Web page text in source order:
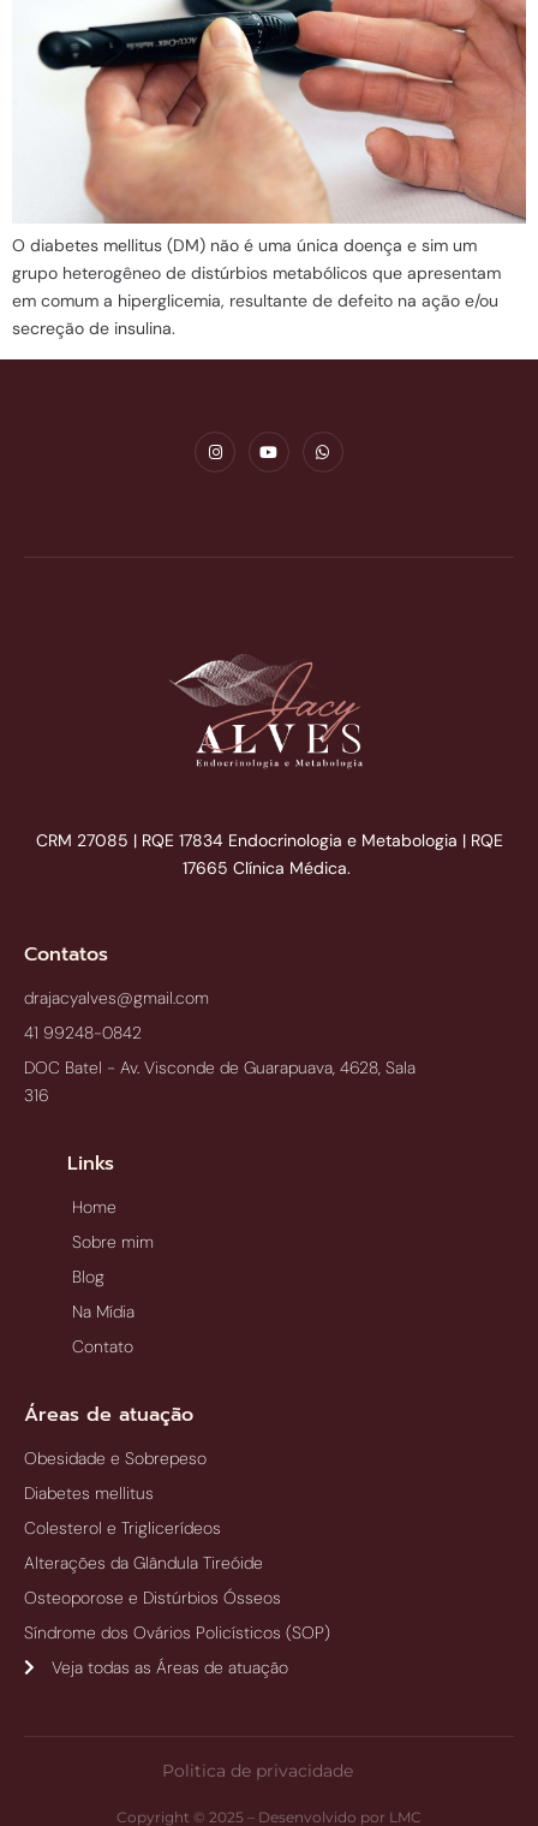
O diabetes mellitus (DM) não é uma única doença e sim um
grupo heterogêneo de distúrbios metabólicos que apresentam
em comum a hiperglicemia, resultante de defeito na ação e/ou
secreção de insulina.
CRM 27085 | RQE 17834 Endocrinologia e Metabologia | RQE
17665 Clínica Médica.
Contatos
drajacyalves@gmail.com
41 99248-0842
DOC Batel - Av. Visconde de Guarapuava, 4628, Sala
316
Links
Home
Sobre mim
Blog
Na Mídia
Contato
Áreas de atuação
Obesidade e Sobrepeso
Diabetes mellitus
Colesterol e Triglicerídeos
Alterações da Glândula Tireóide
Osteoporose e Distúrbios Ósseos
Síndrome dos Ovários Policísticos (SOP)
Veja todas as Áreas de atuação
Copyright © 2025 – Desenvolvido por LMC
Politica de privacidade